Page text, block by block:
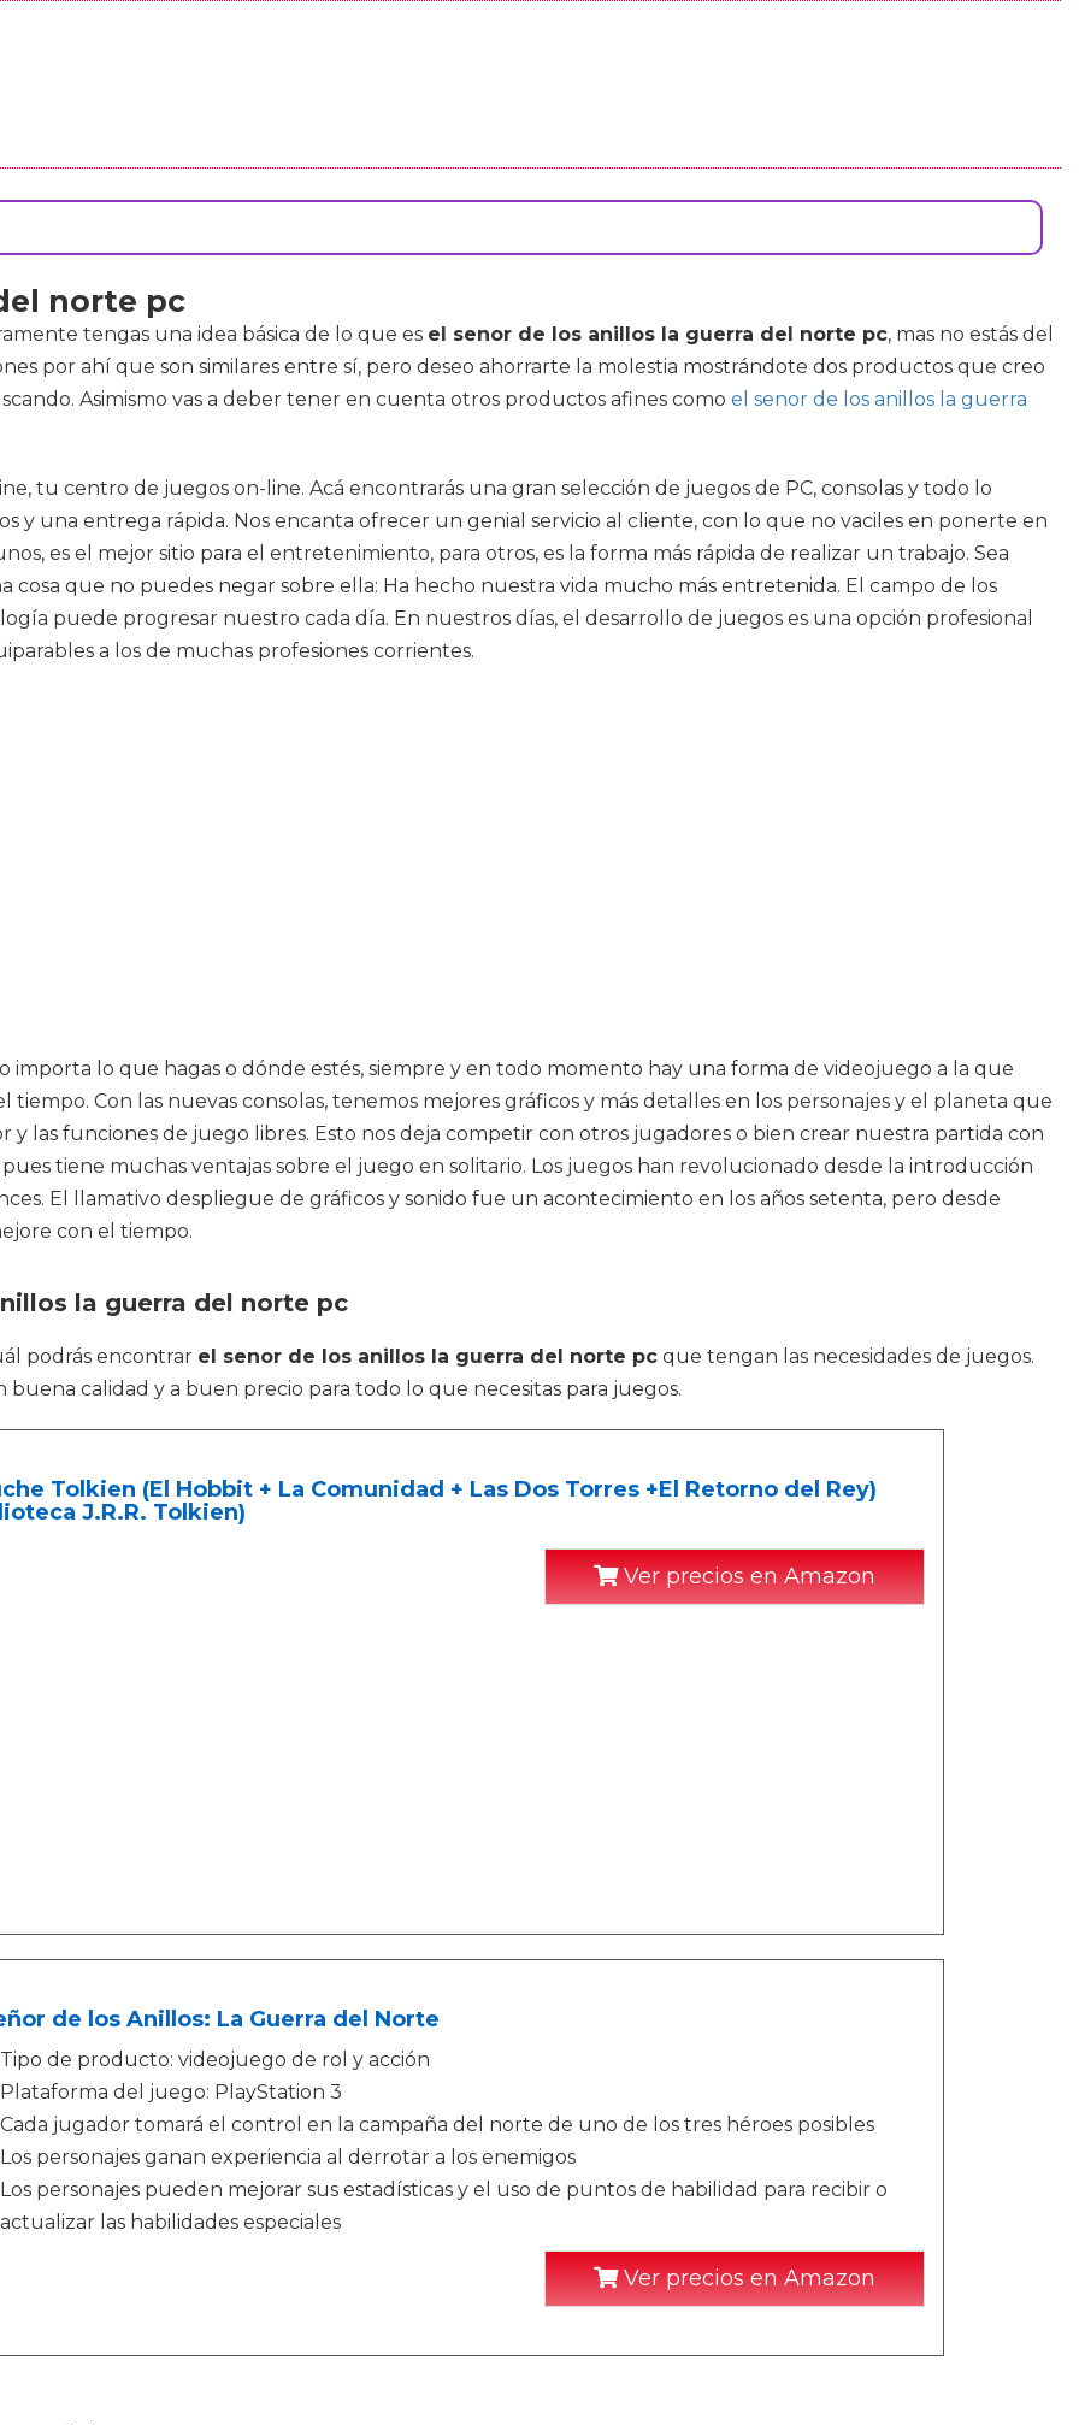
norte pc
tengas una idea básica de lo que es el senor de los anillos la guerra del norte pc, mas no estás del
por ahí que son similares entre sí, pero deseo ahorrarte la molestia mostrándote dos productos que creo
Asimismo vas a deber tener en cuenta otros productos afines como el senor de los anillos la guerra
tu centro de juegos on-line. Acá encontrarás una gran selección de juegos de PC, consolas y todo lo
y una entrega rápida. Nos encanta ofrecer un genial servicio al cliente, con lo que no vaciles en ponerte en
es el mejor sitio para el entretenimiento, para otros, es la forma más rápida de realizar un trabajo. Sea
que no puedes negar sobre ella: Ha hecho nuestra vida mucho más entretenida. El campo de los
puede progresar nuestro cada día. En nuestros días, el desarrollo de juegos es una opción profesional
a los de muchas profesiones corrientes.
importa lo que hagas o dónde estés, siempre y en todo momento hay una forma de videojuego a la que
Con las nuevas consolas, tenemos mejores gráficos y más detalles en los personajes y el planeta que
las funciones de juego libres. Esto nos deja competir con otros jugadores o bien crear nuestra partida con
tiene muchas ventajas sobre el juego en solitario. Los juegos han revolucionado desde la introducción
El llamativo despliegue de gráficos y sonido fue un acontecimiento en los años setenta, pero desde
con el tiempo.
la guerra del norte pc
podrás encontrar el senor de los anillos la guerra del norte pc que tengan las necesidades de juegos.
calidad y a buen precio para todo lo que necesitas para juegos.
Tolkien (El Hobbit + La Comunidad + Las Dos Torres +El Retorno del Rey)
J.R.R. Tolkien)
Ver precios en Amazon
de los Anillos: La Guerra del Norte
Tipo de producto: videojuego de rol y acción
Plataforma del juego: PlayStation 3
Cada jugador tomará el control en la campaña del norte de uno de los tres héroes posibles
Los personajes ganan experiencia al derrotar a los enemigos
Los personajes pueden mejorar sus estadísticas y el uso de puntos de habilidad para recibir o
actualizar las habilidades especiales
Ver precios en Amazon